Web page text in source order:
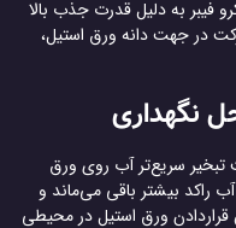
فیبر به دلیل قدرت جذب بالا
در جهت دانه ورق استیل،
نگهداری
تبخیر سریع‌تر آب روی ورق
راکد بیشتر باقی می‌ماند و
قراردادن ورق استیل در محیطی